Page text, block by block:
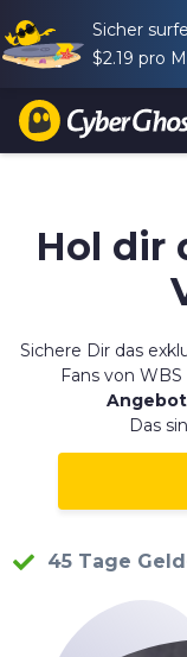
Sicher
$2.19 pro
Hol dir
Sichere Dir das
Fans von WBS
Das
45 Tage